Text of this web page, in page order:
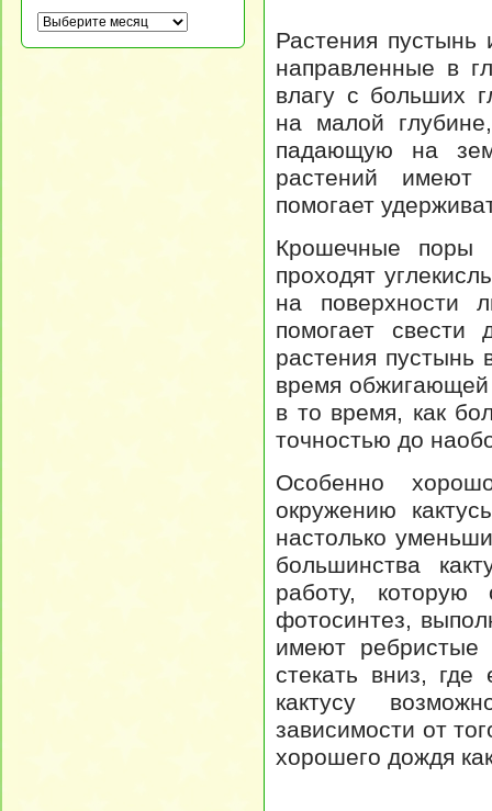
Растения
направленные в
влагу с больших
на малой
падающую на
растений имеют
помогает
Крошечные поры
проходят
на поверхности
помогает свести
растения пустынь
время
в то время, как
точностью до
Особенно
окружению
настолько
большинства
работу,
фотосинтез,
имеют ребристые
стекать вниз,
кактусу
зависимости от
хорошего дождя